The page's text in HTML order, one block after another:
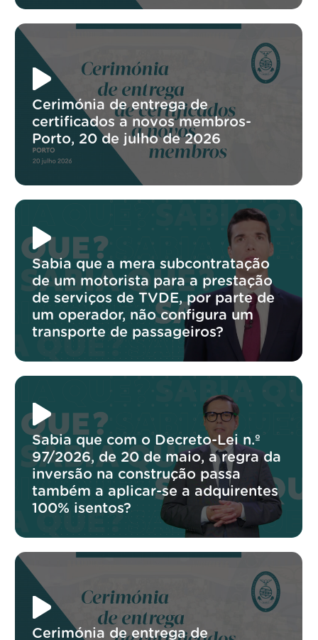
Cerimónia de entrega de
certificados a novos membros-
Porto, 20 de julho de 2026
Sabia que a mera subcontratação
de um motorista para a prestação
de serviços de TVDE, por parte de
um operador, não configura um
transporte de passageiros?
Sabia que com o Decreto-Lei n.º
97/2026, de 20 de maio, a regra da
inversão na construção passa
também a aplicar-se a adquirentes
100% isentos?
Cerimónia de entrega de